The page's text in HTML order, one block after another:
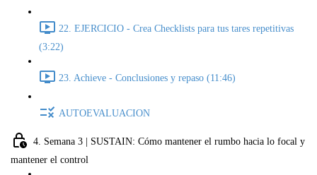
22. EJERCICIO - Crea Checklists para tus tares repetitivas
(3:22)
23. Achieve - Conclusiones y repaso (11:46)
AUTOEVALUACION
4. Semana 3 | SUSTAIN: Cómo mantener el rumbo hacia lo focal y
mantener el control